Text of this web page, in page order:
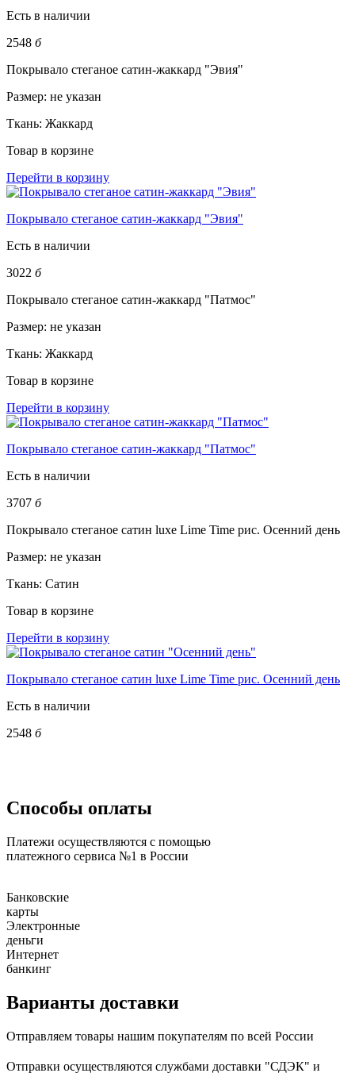
Есть в наличии
2548 б
Покрывало стеганое сатин-жаккард "Эвия"
Размер: не указан
Ткань: Жаккард
Товар в корзине
Перейти в корзину
Покрывало стеганое сатин-жаккард "Эвия"
Есть в наличии
3022 б
Покрывало стеганое сатин-жаккард "Патмос"
Размер: не указан
Ткань: Жаккард
Товар в корзине
Перейти в корзину
Покрывало стеганое сатин-жаккард "Патмос"
Есть в наличии
3707 б
Покрывало стеганое сатин luxe Lime Time рис. Осенний день
Размер: не указан
Ткань: Сатин
Товар в корзине
Перейти в корзину
Покрывало стеганое сатин luxe Lime Time рис. Осенний день
Есть в наличии
2548 б
Способы оплаты
Платежи осуществляются с помощью
платежного сервиса №1 в России
Банковские
карты
Электронные
деньги
Интернет
банкинг
Варианты доставки
Отправляем товары нашим покупателям по всей России
Отправки осуществляются службами доставки "СДЭК" и